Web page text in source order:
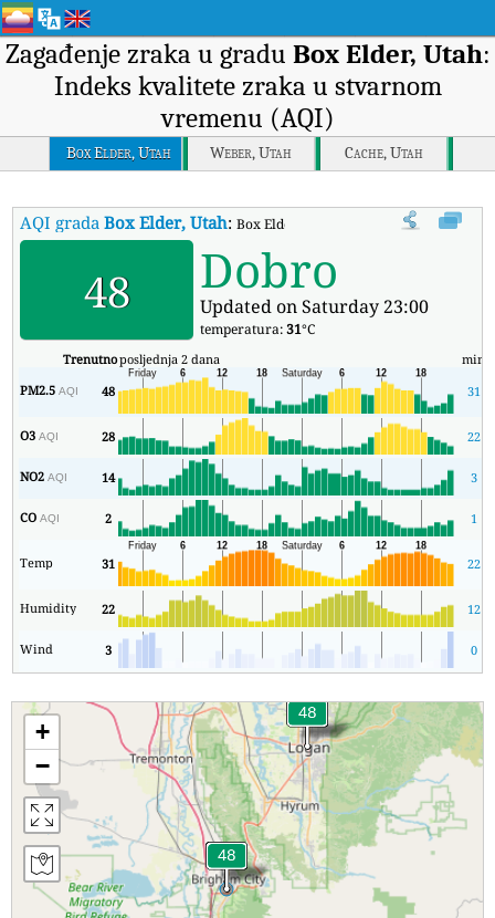
Zagađenje zraka u gradu Box Elder, Utah:
Indeks kvalitete zraka u stvarnom
vremenu (AQI)
Box Elder, Utah Weber, Utah Cache, Utah
AQI gradaBox Elder, Utah:Box Elder, Utah Indeks kvalitete zraka
48 Dobro
Updated on Saturday 23:00
temperatura:31°C
Trenutnoposljednja 2 dana min
PM2.5AQI 48 31
O3AQI 28 22
NO2AQI 14 3
COAQI 2 1
Temp 31 22
Humidity 22 12
Wind 3 0
+
−